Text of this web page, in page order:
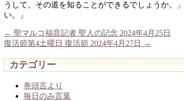
うして、その道を知ることができるでしょうか。」
い。」
← 聖マルコ福音記者 聖人の記念 2024年4月25日
復活節第4土曜日 復活節 2024年4月27日
→
カテゴリー
巻頭言より
毎日のみ言葉